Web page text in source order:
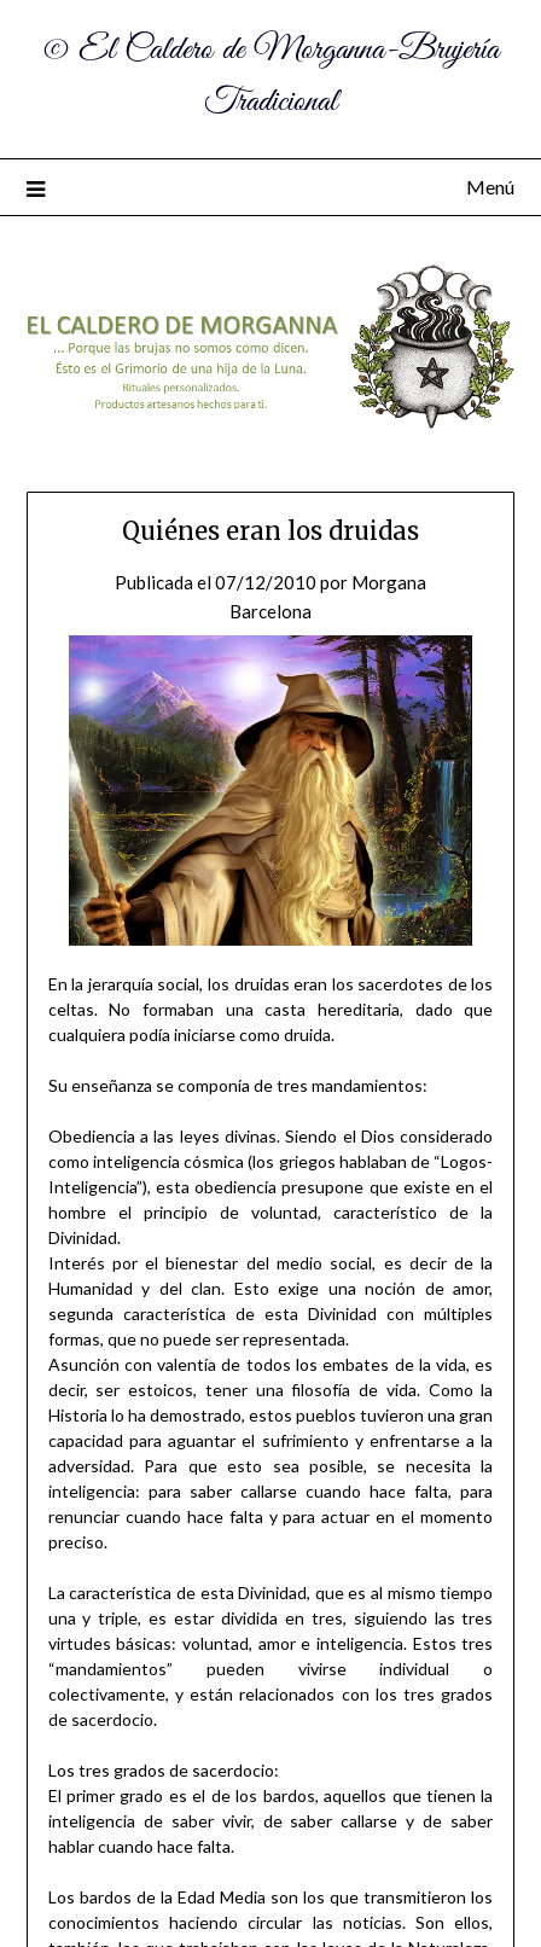
© El Caldero de Morganna-Brujería
Tradicional
Menú
Quiénes eran los druidas
Publicada el07/12/2010 por Morgana
Barcelona
En la jerarquía social, los druidas eran los sacerdotes de los
celtas. No formaban una casta hereditaria, dado que
cualquiera podía iniciarse como druida.
Su enseñanza se componía de tres mandamientos:
Obediencia a las leyes divinas. Siendo el Dios considerado
como inteligencia cósmica (los griegos hablaban de “Logos-
Inteligencia”), esta obediencia presupone que existe en el
hombre el principio de voluntad, característico de la
Divinidad.
Interés por el bienestar del medio social, es decir de la
Humanidad y del clan. Esto exige una noción de amor,
segunda característica de esta Divinidad con múltiples
formas, que no puede ser representada.
Asunción con valentía de todos los embates de la vida, es
decir, ser estoicos, tener una filosofía de vida. Como la
Historia lo ha demostrado, estos pueblos tuvieron una gran
capacidad para aguantar el sufrimiento y enfrentarse a la
adversidad. Para que esto sea posible, se necesita la
inteligencia: para saber callarse cuando hace falta, para
renunciar cuando hace falta y para actuar en el momento
preciso.
La característica de esta Divinidad, que es al mismo tiempo
una y triple, es estar dividida en tres, siguiendo las tres
virtudes básicas: voluntad, amor e inteligencia. Estos tres
“mandamientos” pueden vivirse individual o
colectivamente, y están relacionados con los tres grados
de sacerdocio.
Los tres grados de sacerdocio:
El primer grado es el de los bardos, aquellos que tienen la
inteligencia de saber vivir, de saber callarse y de saber
hablar cuando hace falta.
Los bardos de la Edad Media son los que transmitieron los
conocimientos haciendo circular las noticias. Son ellos,